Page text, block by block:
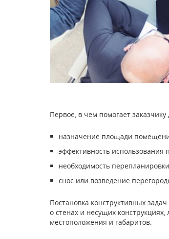
Первое, в чем помогает
назначение площади
эффективность
необходимость
снос или возведение
Постановка конструктивных
о стенах и несущих
местоположения и габаритов.